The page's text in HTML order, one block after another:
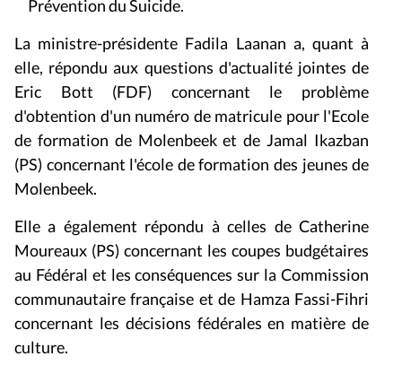
Prévention du Suicide.
La ministre-présidente Fadila Laanan a, quant à
elle, répondu aux questions d'actualité jointes de
Eric Bott (FDF) concernant le problème
d'obtention d'un numéro de matricule pour l'Ecole
de formation de Molenbeek et de Jamal Ikazban
(PS) concernant l'école de formation des jeunes de
Molenbeek.
Elle a également répondu à celles de Catherine
Moureaux (PS) concernant les coupes budgétaires
au Fédéral et les conséquences sur la Commission
communautaire française et de Hamza Fassi-Fihri
concernant les décisions fédérales en matière de
culture.